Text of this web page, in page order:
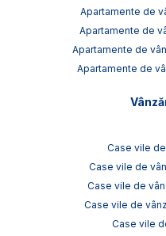
Apartamente de
Apartamente de
Apartamente de
Apartamente de
Case vile
Case vile de
Case vile de
Case vile de
Case vile